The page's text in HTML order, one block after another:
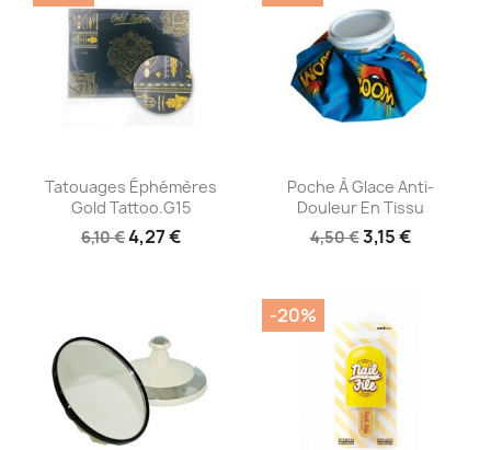
Aperçu rapide
Tatouages Éphémères
Gold Tattoo.G15
6,10 €4,27 €
Aperçu rapide
Poche À Glace Anti-
Douleur En Tissu
4,50 €3,15 €
-20%